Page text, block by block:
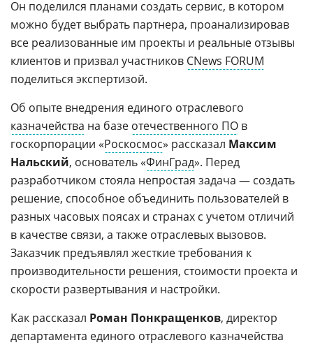
Он поделился планами создать сервис, в котором
можно будет выбрать партнера, проанализировав
все реализованные им проекты и реальные отзывы
клиентов и призвал участников CNews FORUM
поделиться экспертизой.
Об опыте внедрения единого отраслевого
казначейства на базе отечественного ПО в
госкорпорации «Роскосмос» рассказал Максим
Нальский, основатель «ФинГрад». Перед
разработчиком стояла непростая задача — создать
решение, способное объединить пользователей в
разных часовых поясах и странах с учетом отличий
в качестве связи, а также отраслевых вызовов.
Заказчик предъявлял жесткие требования к
производительности решения, стоимости проекта и
скорости развертывания и настройки.
Как рассказал Роман Понкращенков, директор
департамента единого отраслевого казначейства